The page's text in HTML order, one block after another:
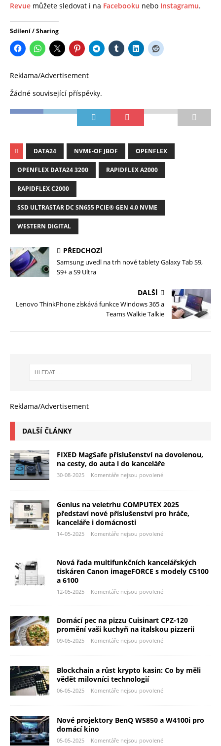
Revue můžete sledovat i na Facebooku nebo Instagramu.
Sdílení / Sharing
Reklama/Advertisement
Žádné související příspěvky.
DATA24 NVME-OF JBOF OPENFLEX
OPENFLEX DATA24 3200 RAPIDFLEX A2000
RAPIDFLEX C2000
SSD ULTRASTAR DC SN655 PCIE® GEN 4.0 NVME
WESTERN DIGITAL
PŘEDCHOZÍ
Samsung uvedl na trh nové tablety Galaxy Tab S9,
S9+ a S9 Ultra
DALŠÍ
Lenovo ThinkPhone získává funkce Windows 365 a
Teams Walkie Talkie
Reklama/Advertisement
DALŠÍ ČLÁNKY
FIXED MagSafe příslušenství na dovolenou,
na cesty, do auta i do kanceláře
30-08-2025 Komentáře nejsou povolené
Genius na veletrhu COMPUTEX 2025
představí nové příslušenství pro hráče,
kanceláře i domácnosti
14-05-2025 Komentáře nejsou povolené
Nová řada multifunkčních kancelářských
tiskáren Canon imageFORCE s modely C5100
a 6100
12-05-2025 Komentáře nejsou povolené
Domácí pec na pizzu Cuisinart CPZ-120
promění vaši kuchyň na italskou pizzerii
09-05-2025 Komentáře nejsou povolené
Blockchain a růst krypto kasin: Co by měli
vědět milovníci technologií
06-05-2025 Komentáře nejsou povolené
Nové projektory BenQ W5850 a W4100i pro
domácí kino
05-05-2025 Komentáře nejsou povolené